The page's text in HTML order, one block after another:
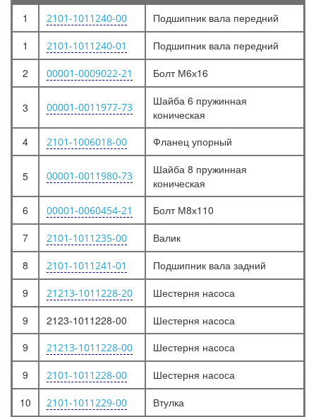
1 2101-1011240-00
Подшипник вала передний
1
2101-1011240-01
Подшипник вала передний
2
00001-0009022-21 Болт М6х16
3 00001-0011977-73
Шайба 6 пружинная
коническая
4
2101-1006018-00 Фланец упорный
5 00001-0011980-73
Шайба 8 пружинная
коническая
6
00001-0060454-21
Болт М8х110
7
2101-1011235-00
Валик
8
2101-1011241-01
Подшипник вала задний
9
21213-1011228-20
Шестерня насоса
9
2123-1011228-00
Шестерня насоса
9
21213-1011228-00
Шестерня насоса
9
2101-1011228-00
Шестерня насоса
10
2101-1011229-00 Втулка